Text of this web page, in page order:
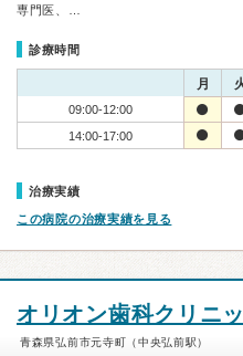
専門医、…
診療時間
月
09:00-12:00
14:00-17:00
治療実績
この病院の治療実績を見る
オリオン歯科クリニ
青森県弘前市元寺町（中央弘前駅）